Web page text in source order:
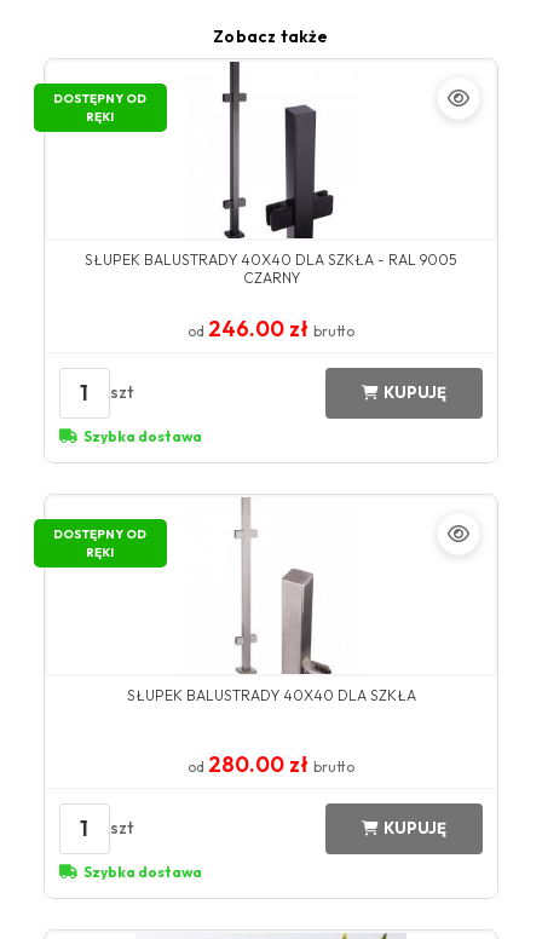
Zobacz także
DOSTĘPNY OD
RĘKI
SŁUPEK BALUSTRADY 40X40 DLA SZKŁA - RAL 9005
CZARNY
od 246.00 zł brutto
1 szt KUPUJĘ
Szybka dostawa
DOSTĘPNY OD
RĘKI
SŁUPEK BALUSTRADY 40X40 DLA SZKŁA
od 280.00 zł brutto
1 szt KUPUJĘ
Szybka dostawa